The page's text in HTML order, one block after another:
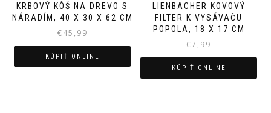
KRBOVÝ KÔŠ NA DREVO S
NÁRADÍM, 40 X 30 X 62 CM
€45,99
KÚPIŤ ONLINE
LIENBACHER KOVOVÝ
FILTER K VYSÁVAČU
POPOLA, 18 X 17 CM
€7,99
KÚPIŤ ONLINE